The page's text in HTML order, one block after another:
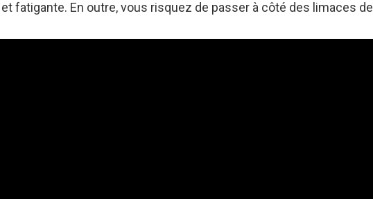
fatigante. En outre, vous risquez de passer à côté des limaces de